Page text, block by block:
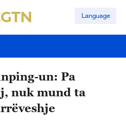
Language
un: Pa
nuk mund ta